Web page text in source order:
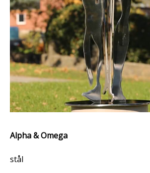
Alpha & Omega
stål